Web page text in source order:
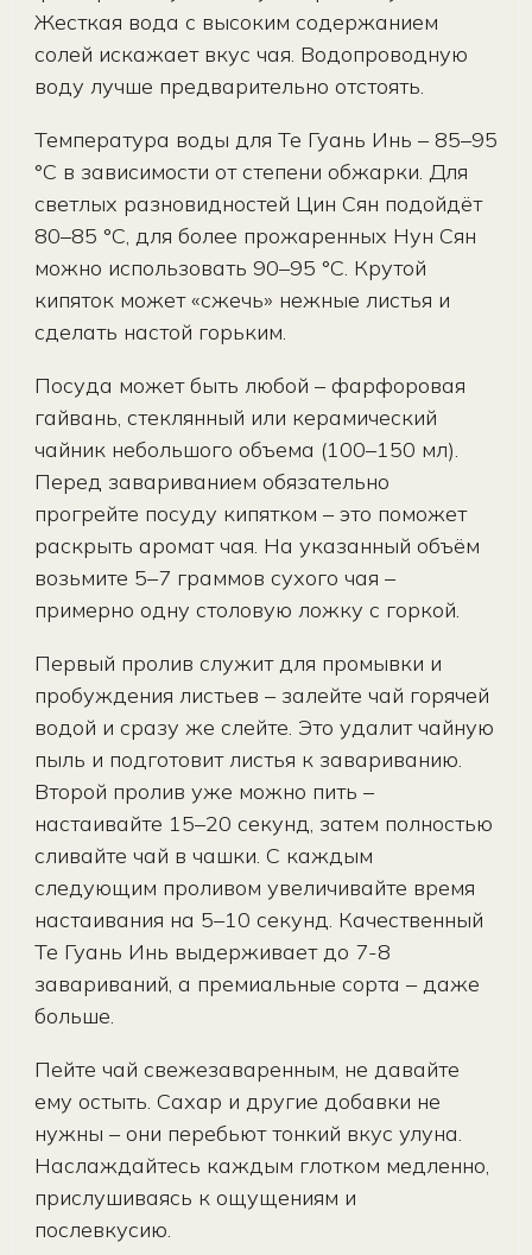
Жесткая вода с высоким содержанием
солей искажает вкус чая. Водопроводную
воду лучше предварительно отстоять.
Температура воды для Те Гуань Инь – 85–95
°C в зависимости от степени обжарки. Для
светлых разновидностей Цин Сян подойдёт
80–85 °C, для более прожаренных Нун Сян
можно использовать 90–95 °C. Крутой
кипяток может «сжечь» нежные листья и
сделать настой горьким.
Посуда может быть любой – фарфоровая
гайвань, стеклянный или керамический
чайник небольшого объема (100–150 мл).
Перед завариванием обязательно
прогрейте посуду кипятком – это поможет
раскрыть аромат чая. На указанный объём
возьмите 5–7 граммов сухого чая –
примерно одну столовую ложку с горкой.
Первый пролив служит для промывки и
пробуждения листьев – залейте чай горячей
водой и сразу же слейте. Это удалит чайную
пыль и подготовит листья к завариванию.
Второй пролив уже можно пить –
настаивайте 15–20 секунд, затем полностью
сливайте чай в чашки. С каждым
следующим проливом увеличивайте время
настаивания на 5–10 секунд. Качественный
Те Гуань Инь выдерживает до 7-8
завариваний, а премиальные сорта – даже
больше.
Пейте чай свежезаваренным, не давайте
ему остыть. Сахар и другие добавки не
нужны – они перебьют тонкий вкус улуна.
Наслаждайтесь каждым глотком медленно,
прислушиваясь к ощущениям и
послевкусию.